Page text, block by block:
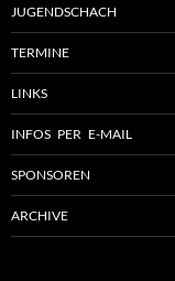
JUGENDSCHACH
TERMINE
LINKS
INFOS PER E-MAIL
SPONSOREN
ARCHIVE